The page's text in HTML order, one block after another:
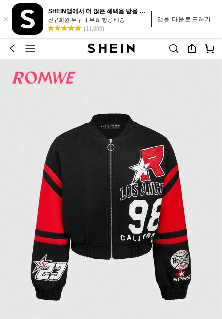
앱을 다운로드하기
×
SHEIN앱에서 더 많은 혜택을 받을 수 있어요.
신규회원 누구나 무료 항공 배송
(11,000)